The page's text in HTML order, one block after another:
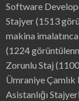
Software
Stajyer(1513
makina
(1224
Zorunlu Staj
Ümraniye
Asistanlığı